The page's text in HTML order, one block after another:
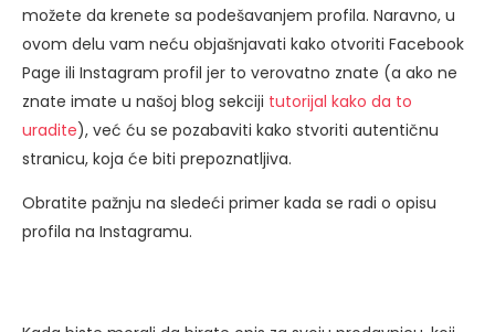
možete da krenete sa podešavanjem profila. Naravno, u
ovom delu vam neću objašnjavati kako otvoriti Facebook
Page ili Instagram profil jer to verovatno znate (a ako ne
znate imate u našoj blog sekciji tutorijal kako da to
uradite), već ću se pozabaviti kako stvoriti autentičnu
stranicu, koja će biti prepoznatljiva.
Obratite pažnju na sledeći primer kada se radi o opisu
profila na Instagramu.